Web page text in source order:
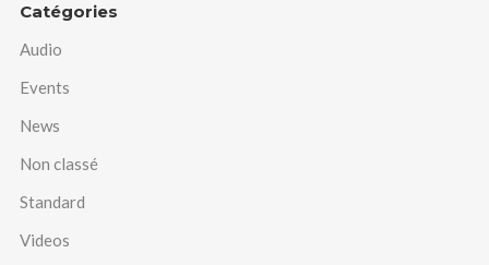
Catégories
Audio
Events
News
Non classé
Standard
Videos